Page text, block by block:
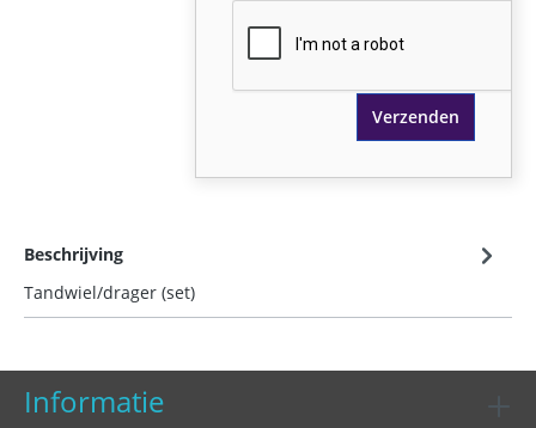
Verzenden
Beschrijving
Tandwiel/drager (set)
Informatie